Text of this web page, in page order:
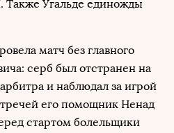
Угальде единожды
матч без главного
серб был отстранен на
и наблюдал за игрой
его помощник Ненад
стартом болельщики